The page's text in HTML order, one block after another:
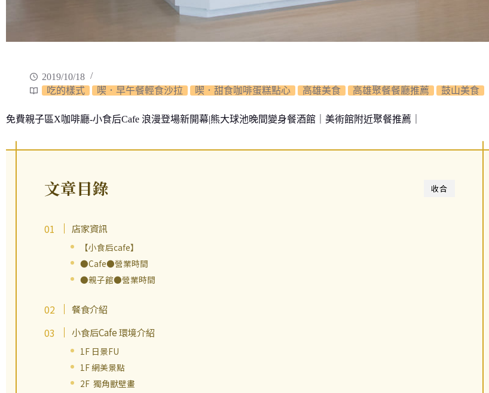
2019/10/18
吃的樣式
喫．早午餐輕食沙拉 喫．甜食咖啡蛋糕點心 高雄美食 高雄聚餐餐廳推薦 鼓山美食
免費親子區X咖啡廳-小食后Cafe 浪漫登場新開幕|熊大球池晚間變身餐酒館｜美術館附近聚餐推薦｜
收合
文章目錄
店家資訊
【小食后cafe】
●Cafe●營業時間
●親子館●營業時間
餐食介紹
小食后Cafe 環境介紹
1F 日景FU
1F 網美景點
2F 獨角獸壁畫